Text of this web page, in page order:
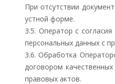
При отсутствии
устной форме.
3.5. Оператор с
персональных данных с
3.6. Обработка
договором
правовых актов.